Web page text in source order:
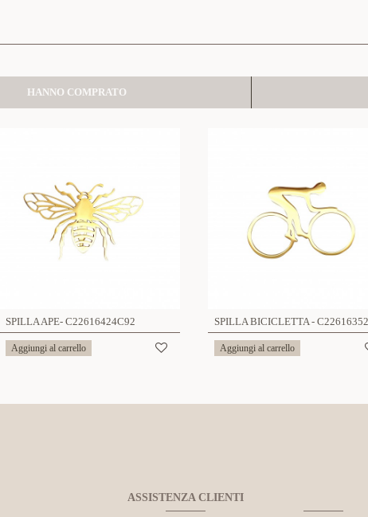
HANNO COMPRATO
SPILLA APE- C22616424C92
Aggiungi al carrello
SPILLA BICICLETTA -
Aggiungi al carrello
ASSISTENZA CLIENTI